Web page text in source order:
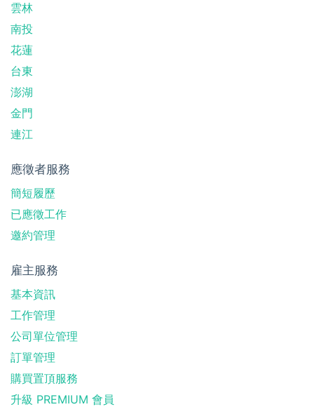
雲林
南投
花蓮
台東
澎湖
金門
連江
應徵者服務
簡短履歷
已應徵工作
邀約管理
雇主服務
基本資訊
工作管理
公司單位管理
訂單管理
購買置頂服務
升級 PREMIUM 會員